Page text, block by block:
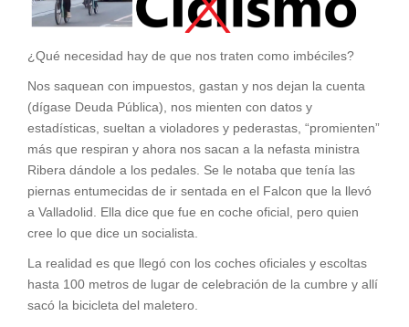
¿Qué necesidad hay de que nos traten como imbéciles?
Nos saquean con impuestos, gastan y nos dejan la cuenta
(dígase Deuda Pública), nos mienten con datos y
estadísticas, sueltan a violadores y pederastas, “promienten”
más que respiran y ahora nos sacan a la nefasta ministra
Ribera dándole a los pedales. Se le notaba que tenía las
piernas entumecidas de ir sentada en el Falcon que la llevó
a Valladolid. Ella dice que fue en coche oficial, pero quien
cree lo que dice un socialista.
La realidad es que llegó con los coches oficiales y escoltas
hasta 100 metros de lugar de celebración de la cumbre y allí
sacó la bicicleta del maletero.